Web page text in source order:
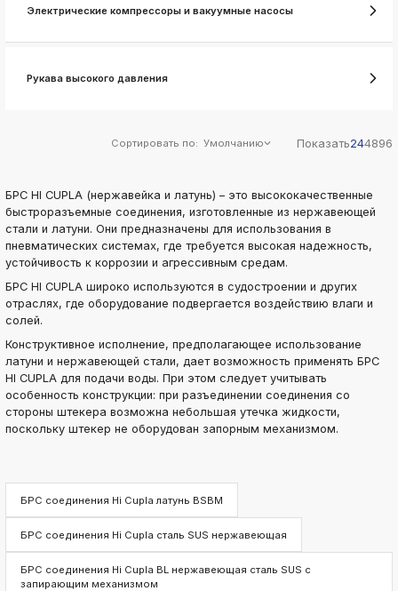
ksldkfjsdlfkjsls;ldfkgjsdl;kfkфыва
ksldkfjsdlfkjsls;ldfkgjsdl;kfkфыва
k
ksldkfjsdlfkjsls;ldfkgjsdl;kfkфыва
k
ksldkfjsdlfkjsls;ldfkgjsdl;kfkфыва
Электрические компрессоры и вакуумные насосы
Рукава высокого давления
Сортировать по: Умолчанию Показать244896
БРС HI CUPLA (нержавейка и латунь) – это высококачественные
быстроразъемные соединения, изготовленные из нержавеющей
стали и латуни. Они предназначены для использования в
пневматических системах, где требуется высокая надежность,
устойчивость к коррозии и агрессивным средам.
БРС HI CUPLA широко используются в судостроении и других
отраслях, где оборудование подвергается воздействию влаги и
солей.
Конструктивное исполнение, предполагающее использование
латуни и нержавеющей стали, дает возможность применять БРС
HI CUPLA для подачи воды. При этом следует учитывать
особенность конструкции: при разъединении соединения со
стороны штекера возможна небольшая утечка жидкости,
поскольку штекер не оборудован запорным механизмом.
БРС соединения Hi Cupla латунь BSBM
БРС соединения Hi Cupla сталь SUS нержавеющая
БРС соединения Hi Cupla BL нержавеющая сталь SUS с
запирающим механизмом